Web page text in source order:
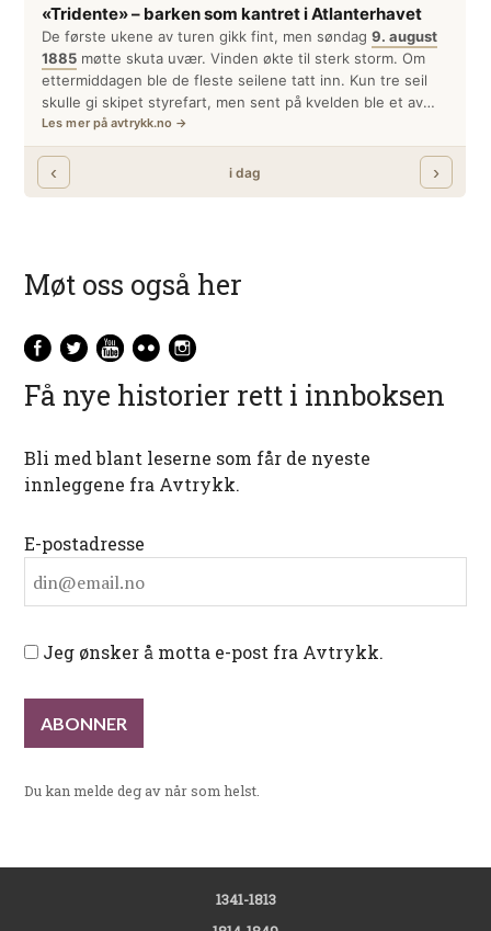
Møt oss også her
Få nye historier rett i innboksen
Bli med blant leserne som får de nyeste
innleggene fra Avtrykk.
E-postadresse
Jeg ønsker å motta e-post fra Avtrykk.
Du kan melde deg av når som helst.
1341-1813